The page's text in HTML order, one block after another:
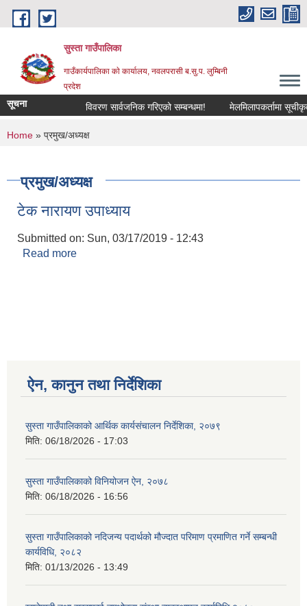
Skip to main content
सुस्ता गाउँपालिका
गाउँकार्यपालिका काे कार्यालय, नवलपरासी ब.सु.प. लुम्बिनी
प्रदेश
सूचना विवरण सार्वजनिक गरिएको सम्बन्धमा! मेलमिलापकर्तामा
You are here
Home » प्रमुख/अध्यक्ष
प्रमुख/अध्यक्ष
टेक नारायण उपाध्याय
Submitted on: Sun, 03/17/2019 - 12:43
Read more
ऐन, कानुन तथा निर्देशिका
सुस्ता गाउँपालिकाको आर्थिक कार्यसंचालन निर्देशिका, २०७९
मिति: 06/18/2026 - 17:03
सुस्ता गाउँपालिकाको विनियोजन ऐन, २०७८
मिति: 06/18/2026 - 16:56
सुस्ता गाउँपालिकाको नदिजन्य पदार्थको मौज्दात परिमाण प्रमाणित गर्ने सम्बन्धी
कार्यविधि, २०८२
मिति: 01/13/2026 - 13:49